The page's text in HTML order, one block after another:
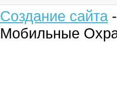
Создание сайта
Мобильные